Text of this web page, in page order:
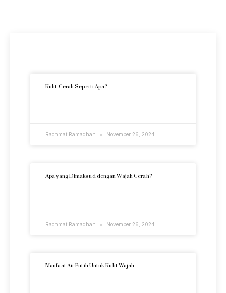
Kulit Cerah Seperti Apa?
Rachmat Ramadhan November 26, 2024
Apa yang Dimaksud dengan Wajah Cerah?
Rachmat Ramadhan November 26, 2024
Manfaat Air Putih Untuk Kulit Wajah